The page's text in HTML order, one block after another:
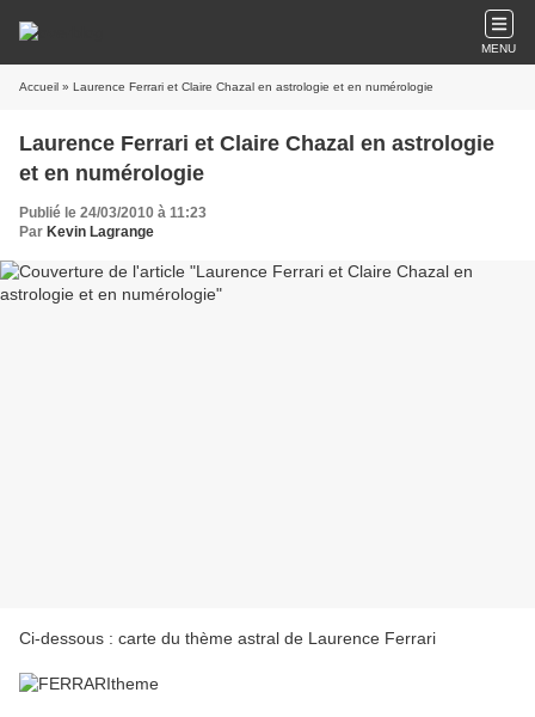
MENU
Accueil » Laurence Ferrari et Claire Chazal en astrologie et en numérologie
Laurence Ferrari et Claire Chazal en astrologie
et en numérologie
Publié le 24/03/2010 à 11:23
Par Kevin Lagrange
Ci-dessous : carte du thème astral de Laurence Ferrari